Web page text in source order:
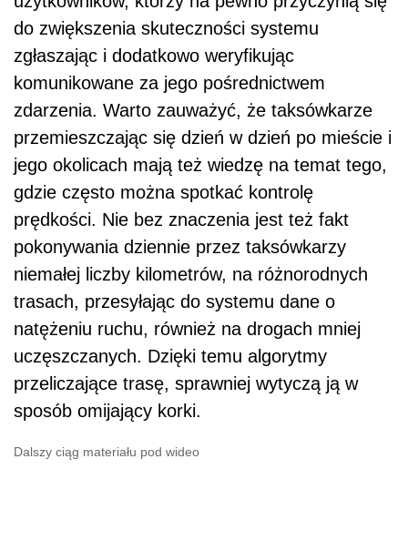
do zwiększenia skuteczności systemu
zgłaszając i dodatkowo weryfikując
komunikowane za jego pośrednictwem
zdarzenia. Warto zauważyć, że taksówkarze
przemieszczając się dzień w dzień po mieście i
jego okolicach mają też wiedzę na temat tego,
gdzie często można spotkać kontrolę
prędkości. Nie bez znaczenia jest też fakt
pokonywania dziennie przez taksówkarzy
niemałej liczby kilometrów, na różnorodnych
trasach, przesyłając do systemu dane o
natężeniu ruchu, również na drogach mniej
uczęszczanych. Dzięki temu algorytmy
przeliczające trasę, sprawniej wytyczą ją w
sposób omijający korki.
Dalszy ciąg materiału pod wideo